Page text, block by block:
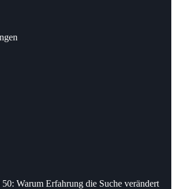
50: Warum Erfahrung die Suche verändert